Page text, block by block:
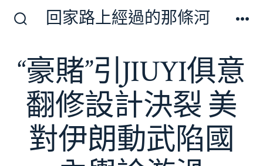
切
換
開
關
回家路上經過的那條河
“豪賭”引JIUYI俱意
翻修設計決裂 美
對伊朗動武陷國